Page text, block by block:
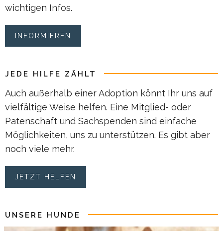
wichtigen Infos.
INFORMIEREN
JEDE HILFE ZÄHLT
Auch außerhalb einer Adoption könnt Ihr uns auf
vielfältige Weise helfen. Eine Mitglied- oder
Patenschaft und Sachspenden sind einfache
Möglichkeiten, uns zu unterstützen. Es gibt aber
noch viele mehr.
JETZT HELFEN
UNSERE HUNDE